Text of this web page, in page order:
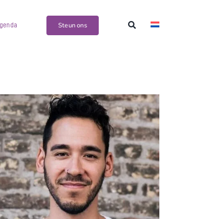
Steun ons